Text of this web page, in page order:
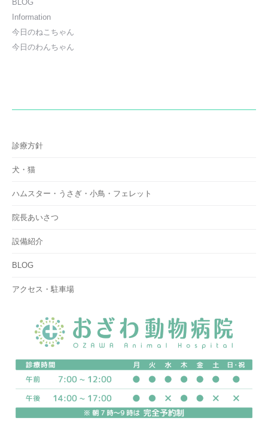
BLOG
Information
今日のねこちゃん
今日のわんちゃん
診療方針
犬・猫
ハムスター・うさぎ・小鳥・フェレット
院長あいさつ
設備紹介
BLOG
アクセス・駐車場